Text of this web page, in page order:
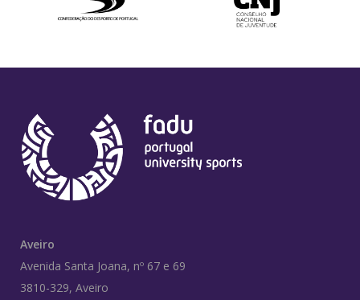
Aveiro
Avenida Santa Joana, nº 67 e 69
3810-329, Aveiro